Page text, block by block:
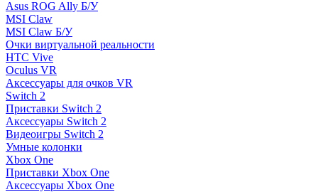
Asus ROG Ally Б/У
MSI Claw
MSI Claw Б/У
Очки виртуальной реальности
HTC Vive
Oculus VR
Аксессуары для очков VR
Switch 2
Приставки Switch 2
Аксессуары Switch 2
Видеоигры Switch 2
Умные колонки
Xbox One
Приставки Xbox One
Аксессуары Xbox One